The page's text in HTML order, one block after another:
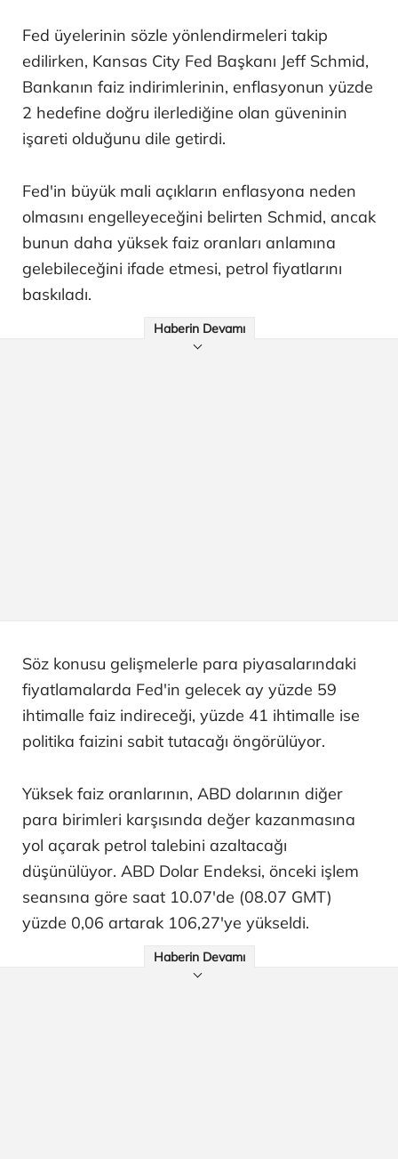
Fed üyelerinin sözle yönlendirmeleri takip
edilirken, Kansas City Fed Başkanı Jeff Schmid,
Bankanın faiz indirimlerinin, enflasyonun yüzde
2 hedefine doğru ilerlediğine olan güveninin
işareti olduğunu dile getirdi.
Fed'in büyük mali açıkların enflasyona neden
olmasını engelleyeceğini belirten Schmid, ancak
bunun daha yüksek faiz oranları anlamına
gelebileceğini ifade etmesi, petrol fiyatlarını
baskıladı.
Haberin Devamı
Söz konusu gelişmelerle para piyasalarındaki
fiyatlamalarda Fed'in gelecek ay yüzde 59
ihtimalle faiz indireceği, yüzde 41 ihtimalle ise
politika faizini sabit tutacağı öngörülüyor.
Yüksek faiz oranlarının, ABD dolarının diğer
para birimleri karşısında değer kazanmasına
yol açarak petrol talebini azaltacağı
düşünülüyor. ABD Dolar Endeksi, önceki işlem
seansına göre saat 10.07'de (08.07 GMT)
yüzde 0,06 artarak 106,27'ye yükseldi.
Haberin Devamı